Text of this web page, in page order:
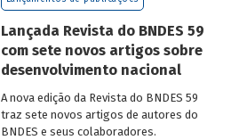
Lançada Revista do BNDES 59
com sete novos artigos sobre
desenvolvimento nacional
A nova edição da Revista do BNDES 59
traz sete novos artigos de autores do
BNDES e seus colaboradores.